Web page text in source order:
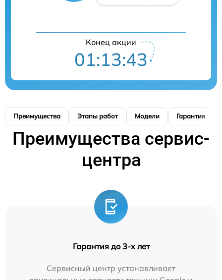
Конец акции
01:13:42
Преимущества Этапы работ Модели Гарантия
Преимущества сервис-
центра
Гарантия до 3-х лет
Сервисный центр устанавливает